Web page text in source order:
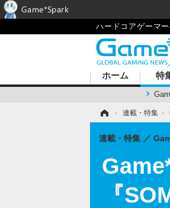
ハードコアゲーマ
ホーム 特
› 連載・特集 ›
『
連載・特集
Game*Spark